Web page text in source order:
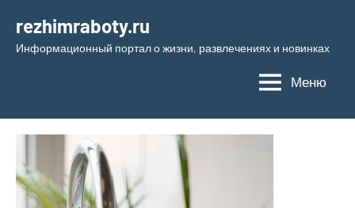
содержимому
rezhimraboty.ru
Информационный портал о жизни, развлечениях и новинках
Меню